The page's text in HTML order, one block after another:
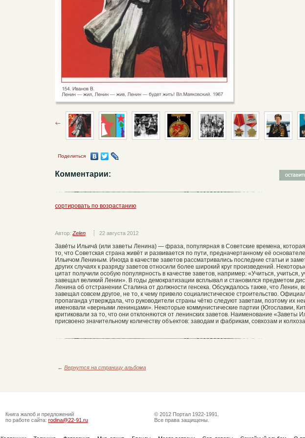
Поделиться
Комментарии:
сортировать по возрастанию
Автор: Zelen 22 августа 2012
Заве́ты Ильича́ (или заветы Ленина) — фраза, популярная в Советские времена,
то, что Советская страна живёт и развивается по пути, предначертанному её
Ильичом Лениным. Иногда в качестве заветов рассматривались последние статьи и
других случаях к разряду заветов относили более широкий круг произведений.
цитат получили особую популярность в качестве заветов, например: «Учиться, учиться,
завещал великий Ленин». В годы демократизации всплывал и становился предметом
Ленина об отстранении Сталина от должности генсека. Обсуждалось также, что Ленин,
завещал совсем другое, не то, к чему привело социалистическое строительство.
пропаганда утверждала, что руководители страны чётко следуют заветам, поэтому их
именовали «верными ленинцами». Некоторые коммунистические партии (Югославии,
критиковали за то, что они отклоняются от ленинских заветов. Наименование «Заветы
присвоено значительному количеству объектов: заводам и фабрикам, совхозам и
← Вернутся на страницу альбома
Книга жалоб и предложений
по работе сайта: rodina@22-91.ru
© 2012 Портал 1922-1991.
Все права защищены.